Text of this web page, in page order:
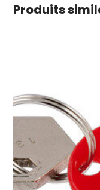
Produits